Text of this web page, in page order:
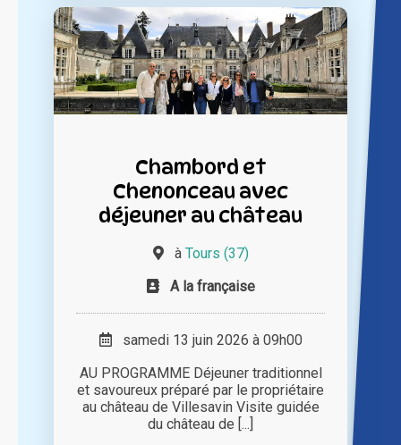
Chambord et
Chenonceau avec
déjeuner au château
à Tours (37)
A la française
samedi 13 juin 2026 à 09h00
AU PROGRAMME Déjeuner traditionnel
et savoureux préparé par le propriétaire
au château de Villesavin Visite guidée
du château de [...]